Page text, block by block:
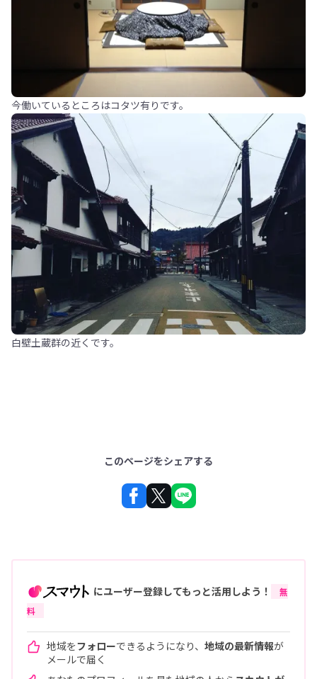
今働いているところはコタツ有りです。
白壁土蔵群の近くです。
このページをシェアする
にユーザー登録してもっと活用しよう！
無
料
地域をフォローできるようになり、 地域の最新情報が
メールで届く